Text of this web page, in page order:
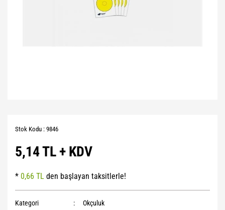
Stok Kodu : 9846
5,14 TL + KDV
* 0,66 TL den başlayan taksitlerle!
Kategori
Okçuluk